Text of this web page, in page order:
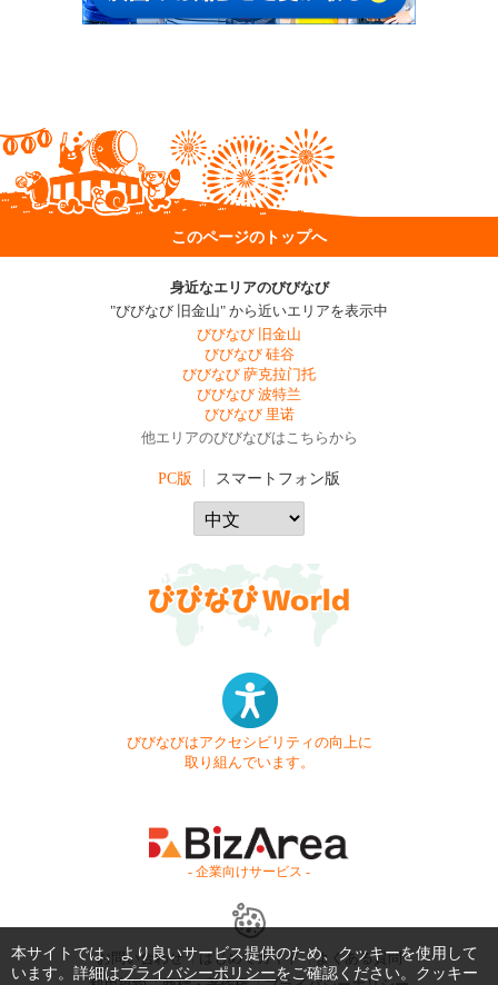
このページのトップへ
身近なエリアのびびなび
"びびなび 旧金山" から近いエリアを表示中
びびなび 旧金山
びびなび 硅谷
びびなび 萨克拉门托
びびなび 波特兰
びびなび 里诺
他エリアのびびなびはこちらから
PC版 スマートフォン版
びびなびはアクセシビリティの向上に
取り組んでいます。
- 企業向けサービス -
お問い合わせ はじめてガイド
よくある質問
本サイトでは、より良いサービス提供のため、クッキーを使用して
います。詳細はプライバシーポリシーをご確認ください。クッキー